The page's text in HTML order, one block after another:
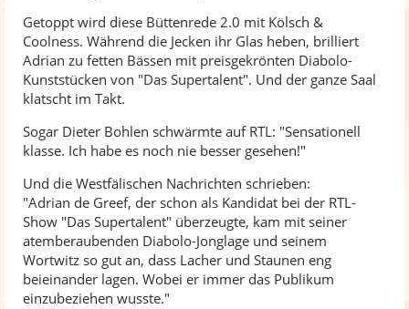
Getoppt wird diese Büttenrede 2.0 mit Kölsch &
Coolness. Während die Jecken ihr Glas heben, brilliert
Adrian zu fetten Bässen mit preisgekrönten Diabolo-
Kunststücken von "Das Supertalent". Und der ganze Saal
klatscht im Takt.
Sogar Dieter Bohlen schwärmte auf RTL: "Sensationell
klasse. Ich habe es noch nie besser gesehen!"
Und die Westfälischen Nachrichten schrieben:
"Adrian de Greef, der schon als Kandidat bei der RTL-
Show "Das Supertalent" überzeugte, kam mit seiner
atemberaubenden Diabolo-Jonglage und seinem
Wortwitz so gut an, dass Lacher und Staunen eng
beieinander lagen. Wobei er immer das Publikum
einzubeziehen wusste."